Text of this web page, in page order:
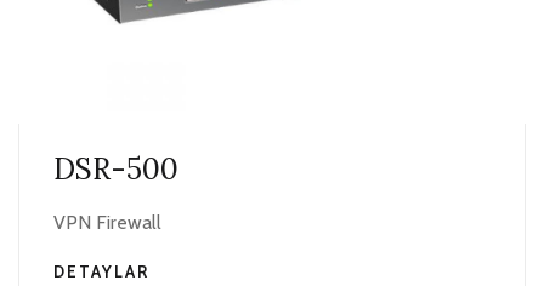
DSR-500
VPN Firewall
DETAYLAR